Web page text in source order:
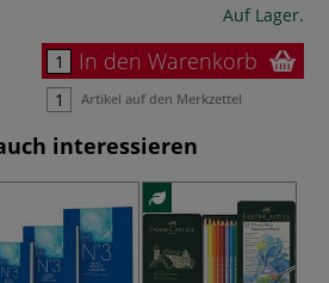
Auf Lager.
In den Warenkorb
Artikel auf den Merkzettel
interessieren